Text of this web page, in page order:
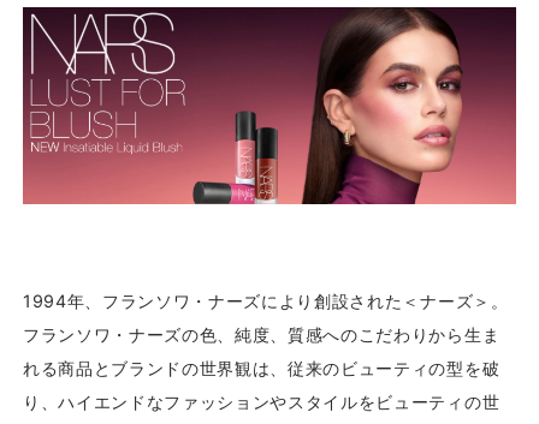
1994年、フランソワ・ナーズにより創設された＜ナーズ＞。
フランソワ・ナーズの色、純度、質感へのこだわりから生ま
れる商品とブランドの世界観は、従来のビューティの型を破
り、ハイエンドなファッションやスタイルをビューティの世